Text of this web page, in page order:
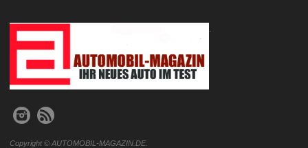
.
Copyright © AUTOMOBIL-MAGAZIN.DE.